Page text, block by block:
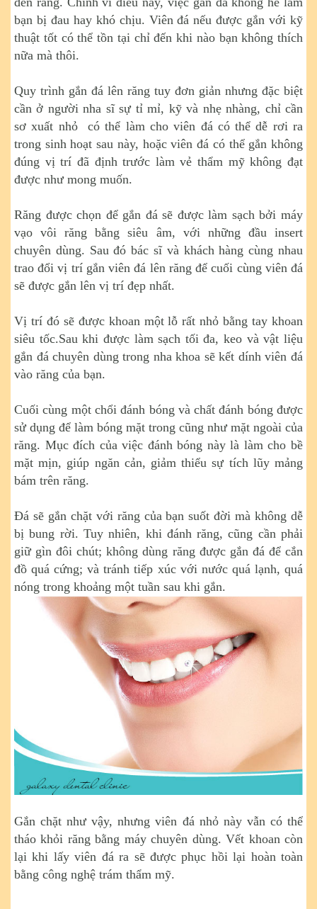
bạn bị đau hay khó chịu. Viên đá nếu được gắn với kỹ
thuật tốt có thể tồn tại chỉ đến khi nào bạn không thích
nữa mà thôi.
Quy trình gắn đá lên răng tuy đơn giản nhưng đặc biệt
cần ở người nha sĩ sự tỉ mỉ, kỹ và nhẹ nhàng, chỉ cần
sơ xuất nhỏ có thể làm cho viên đá có thể dễ rơi ra
trong sinh hoạt sau này, hoặc viên đá có thể gắn không
đúng vị trí đã định trước làm vẻ thẩm mỹ không đạt
được như mong muốn.
Răng được chọn để gắn đá sẽ được làm sạch bởi máy
vạo vôi răng bằng siêu âm, với những đầu insert
chuyên dùng. Sau đó bác sĩ và khách hàng cùng nhau
trao đổi vị trí gắn viên đá lên răng để cuối cùng viên đá
sẽ được gắn lên vị trí đẹp nhất.
Vị trí đó sẽ được khoan một lỗ rất nhỏ bằng tay khoan
siêu tốc.Sau khi được làm sạch tối đa, keo và vật liệu
gắn đá chuyên dùng trong nha khoa sẽ kết dính viên đá
vào răng của bạn.
Cuối cùng một chổi đánh bóng và chất đánh bóng được
sử dụng để làm bóng mặt trong cũng như mặt ngoài của
răng. Mục đích của việc đánh bóng này là làm cho bề
mặt mịn, giúp ngăn cản, giảm thiểu sự tích lũy mảng
bám trên răng.
Đá sẽ gắn chặt với răng của bạn suốt đời mà không dễ
bị bung rời. Tuy nhiên, khi đánh răng, cũng cần phải
giữ gìn đôi chút; không dùng răng được gắn đá để cắn
đồ quá cứng; và tránh tiếp xúc với nước quá lạnh, quá
nóng trong khoảng một tuần sau khi gắn.
Gắn chặt như vậy, nhưng viên đá nhỏ này vẫn có thể
tháo khỏi răng bằng máy chuyên dùng. Vết khoan còn
lại khi lấy viên đá ra sẽ được phục hồi lại hoàn toàn
bằng công nghệ trám thẩm mỹ.